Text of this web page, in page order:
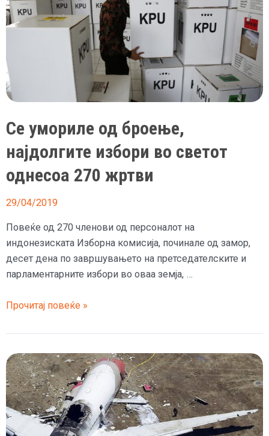
што
заработил
за
која
немал
права
Се умориле од броење,
најдолгите избори во светот
однесоа 270 жртви
29/04/2019
Повеќе од 270 членови од персоналот на
индонезиската Изборна комисија, починале од замор,
десет дена по завршувањето на претседателските и
парламентарните избори во оваа земја, …
Се
од
броење,
најдолгите
избори
во
светот
однесоа
Прочитај повеќе »